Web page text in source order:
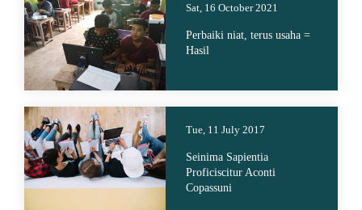
Sat, 16 October 2021
Perbaiki niat, terus usaha =
Hasil
Tue, 11 July 2017
Seinima Sapientia
Proficiscitur Aconti
Copassuni